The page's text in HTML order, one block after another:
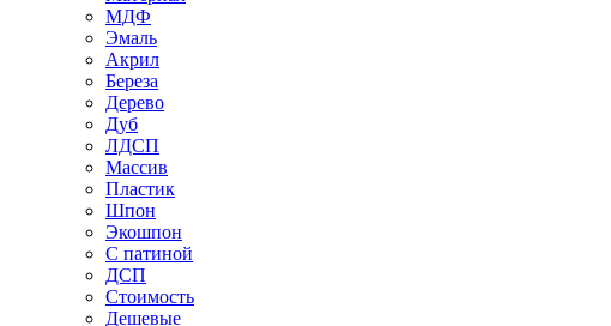
МДФ
Эмаль
Акрил
Береза
Дерево
Дуб
ЛДСП
Массив
Пластик
Шпон
Экошпон
С патиной
ДСП
Стоимость
Дешевые